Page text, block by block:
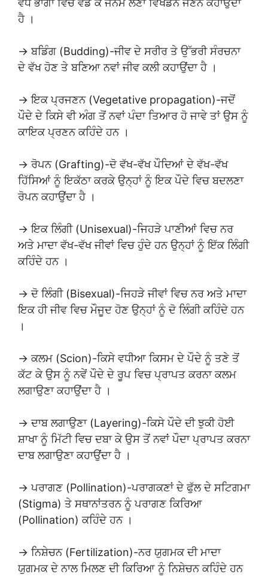
ਵੱਧ ਭਾਗਾਂ ਵਿਚ ਵੰਡ ਕੇ ਜਨਮ ਲੈਣਾ ਵਿਖੰਡਨ ਜਣਨ ਕਹਾਉਂਦਾ
ਹੈ ।
→ ਬਡਿੰਗ (Budding)-ਜੀਵ ਦੇ ਸਰੀਰ ਤੇ ਉੱਭਰੀ ਸੰਰਚਨਾ
ਦੇ ਵੱਖ ਹੋਣ ਤੇ ਬਣਿਆ ਨਵਾਂ ਜੀਵ ਕਲੀ ਕਹਾਉਂਦਾ ਹੈ ।
→ ਇਕ ਪ੍ਰਜਣਨ (Vegetative propagation)-ਜਦੋਂ
ਪੌਦੇ ਦੇ ਕਿਸੇ ਵੀ ਅੰਗ ਤੋਂ ਨਵਾਂ ਪੰਦਾ ਤਿਆਰ ਹੋ ਜਾਵੇ ਤਾਂ ਉਸ ਨੂੰ
ਕਾਇਕ ਪ੍ਰਣਨ ਕਹਿੰਦੇ ਹਨ ।
→ ਰੋਪਨ (Grafting)-ਦੋ ਵੱਖ-ਵੱਖ ਪੌਦਿਆਂ ਦੇ ਵੱਖ-ਵੱਖ
ਹਿੱਸਿਆਂ ਨੂੰ ਇਕੱਠਾ ਕਰਕੇ ਉਨ੍ਹਾਂ ਨੂੰ ਇਕ ਪੌਦੇ ਵਿਚ ਬਦਲਣਾ
ਰੋਪਨ ਕਹਾਉਂਦਾ ਹੈ ।
→ ਇਕ ਲਿੰਗੀ (Unisexual)-ਜਿਹੜੇ ਪਾਣੀਆਂ ਵਿਚ ਨਰ
ਅਤੇ ਮਾਦਾ ਵੱਖ-ਵੱਖ ਜੀਵਾਂ ਵਿਚ ਹੁੰਦੇ ਹਨ ਉਨ੍ਹਾਂ ਨੂੰ ਇੱਕ ਲਿੰਗੀ
ਕਹਿੰਦੇ ਹਨ ।
→ ਦੋ ਲਿੰਗੀ (Bisexual)-ਜਿਹੜੇ ਜੀਵਾਂ ਵਿਚ ਨਰ ਅਤੇ ਮਾਦਾ
ਇਕ ਹੀ ਜੀਵ ਵਿਚ ਮੌਜੂਦ ਹੋਣ ਉਨ੍ਹਾਂ ਨੂੰ ਦੋ ਲਿੰਗੀ ਕਹਿੰਦੇ ਹਨ
।
→ ਕਲਮ (Scion)-ਕਿਸੇ ਵਧੀਆ ਕਿਸਮ ਦੇ ਪੌਦੇ ਨੂੰ ਤਣੇ ਤੋਂ
ਕੱਟ ਕੇ ਉਸ ਨੂੰ ਨਵੇਂ ਪੌਦੇ ਦੇ ਰੂਪ ਵਿਚ ਪ੍ਰਾਪਤ ਕਰਨਾ ਕਲਮ
ਲਗਾਉਣਾ ਕਹਾਉਂਦਾ ਹੈ ।
→ ਦਾਬ ਲਗਾਉਣਾ (Layering)-ਕਿਸੇ ਪੌਦੇ ਦੀ ਝੁਕੀ ਹੋਈ
ਸ਼ਾਖਾ ਨੂੰ ਮਿੱਟੀ ਵਿਚ ਦਬਾ ਕੇ ਉਸ ਤੋਂ ਨਵਾਂ ਪੌਦਾ ਪ੍ਰਾਪਤ ਕਰਨਾ
ਦਾਬ ਲਗਾਉਣਾ ਕਹਾਉਂਦਾ ਹੈ ।
→ ਪਰਾਗਣ (Pollination)-ਪਰਾਗਕਣਾਂ ਦੇ ਫੁੱਲ ਦੇ ਸਟਿਗਮਾ
(Stigma) ਤੇ ਸਥਾਨਾਂਤਰਨ ਨੂੰ ਪਰਾਗਣ ਕਿਰਿਆ
(Pollination) ਕਹਿੰਦੇ ਹਨ ।
→ ਨਿਸ਼ੇਚਨ (Fertilization)-ਨਰ ਯੁਗਮਕ ਦੀ ਮਾਦਾ
ਯੁਗਮਕ ਦੇ ਨਾਲ ਮਿਲਣ ਦੀ ਕਿਰਿਆ ਨੂੰ ਨਿਸ਼ੇਚਨ ਕਹਿੰਦੇ ਹਨ